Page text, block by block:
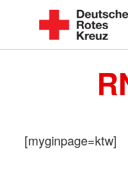
springen
Seit
Ort
[myginpage=ktw]